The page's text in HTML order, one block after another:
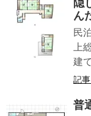
隠
ん
民
上
建
記
普